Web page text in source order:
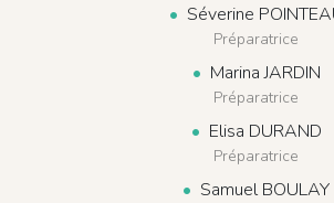
Séverine
Préparatrice
Marina JARDIN
Préparatrice
Elisa DURAND
Préparatrice
Samuel BOULAY